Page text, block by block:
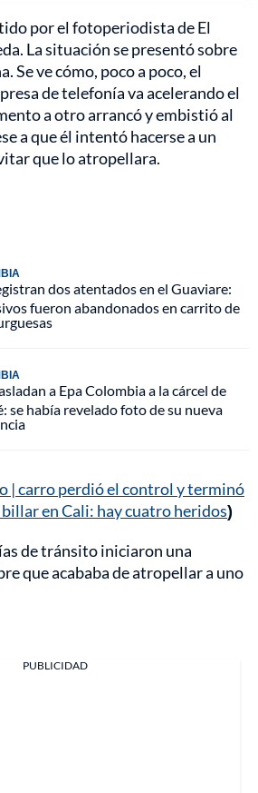
por el fotoperiodista de El
La situación se presentó sobre
Se ve cómo, poco a poco, el
de telefonía va acelerando el
a otro arrancó y embistió al
a que él intentó hacerse a un
que lo atropellara.
dos atentados en el Guaviare:
fueron abandonados en carrito de
a Epa Colombia a la cárcel de
se había revelado foto de su nueva
| carro perdió el control y terminó
en Cali: hay cuatro heridos)
de tránsito iniciaron una
que acababa de atropellar a uno
PUBLICIDAD